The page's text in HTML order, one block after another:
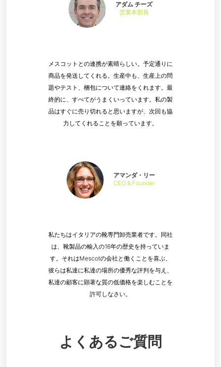
私たちはイタリアの靴専門卸売業者です。同社
は、靴製品の輸入の16年の歴史を持っていま
す。それはMescotの会社と働くことを喜ぶ、
彼らは私達に私達の場所の優秀な評判を与え、
私達の顧客に顕著な質の低価格を楽しむことを
許可しなさい。
アマンダ・リー
CEO & Founder
メスコットとの連携が素晴らしい。予定通りに
商品を発送してくれる。生産中も、生産上の問
題やテスト、梱包について連絡をくれます。最
終的に、すべてがうまくいっています。私の製
品はすぐに売り切れると思いますが、次回も協
力してくれることを願っています。
アダム チーズ
営業本部長
よくあるご質問